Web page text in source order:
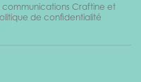
Craftine et
de confidentialité